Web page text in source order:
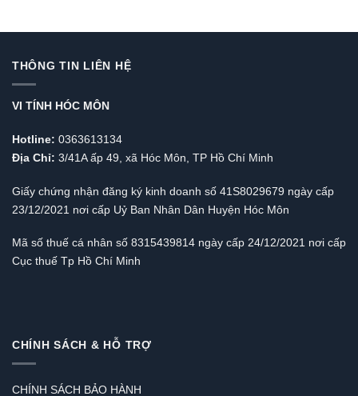
THÔNG TIN LIÊN HỆ
VI TÍNH HÓC MÔN
Hotline: 0363613134
Địa Chỉ: 3/41A ấp 49, xã Hóc Môn, TP Hồ Chí Minh
Giấy chứng nhận đăng ký kinh doanh số 41S8029679 ngày cấp
23/12/2021 nơi cấp Uỷ Ban Nhân Dân Huyện Hóc Môn
Mã số thuế cá nhân số 8315439814 ngày cấp 24/12/2021 nơi cấp
Cục thuế Tp Hồ Chí Minh
CHÍNH SÁCH & HỖ TRỢ
CHÍNH SÁCH BẢO HÀNH